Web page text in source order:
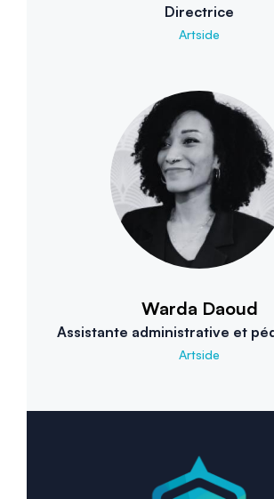
Directrice
Artside
Warda Daoud
Assistante administrative et
Artside